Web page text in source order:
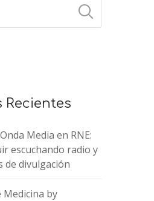
Recientes
Media en RNE:
escuchando radio y
de divulgación
Medicina by